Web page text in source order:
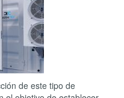
de este tipo de